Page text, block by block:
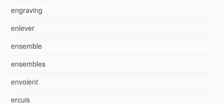
engraving
enlever
ensemble
ensembles
envoient
ercuis